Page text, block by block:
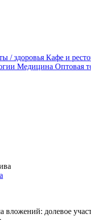
/ здоровья Кафе и
Медицина Оптовая
вложений: долевое